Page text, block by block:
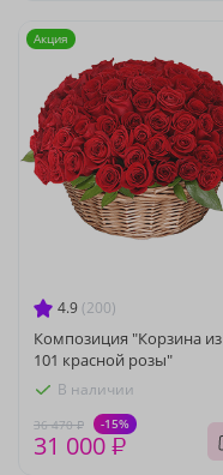
4.9 (200)
Композиция "Корзина из
101 красной розы"
В наличии
36 470 ₽ -15%
31 000 ₽
Акция